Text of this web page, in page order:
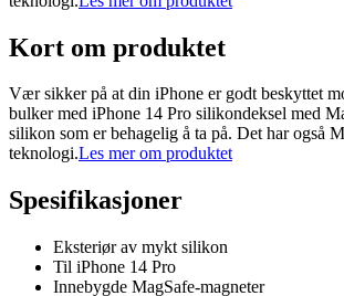
Kort om produktet
Vær sikker på at din iPhone er godt beskyttet
bulker med iPhone 14 Pro silikondeksel med
silikon som er behagelig å ta på. Det har også
teknologi.Les mer om produktet
Spesifikasjoner
Eksteriør av mykt silikon
Til iPhone 14 Pro
Innebygde MagSafe-magneter